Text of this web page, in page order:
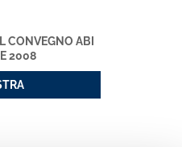
CONVEGNO ABI
2008